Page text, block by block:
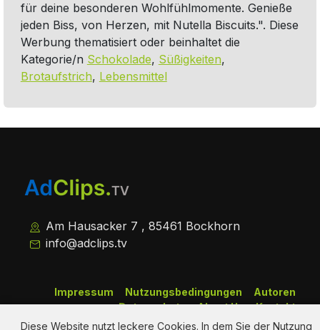
Diese Website nutzt leckere Cookies. In dem Sie der Nutzung
für deine besonderen Wohlfühlmomente. Genieße
jeden Biss, von Herzen, mit Nutella Biscuits.". Diese
Werbung thematisiert oder beinhaltet die
Kategorie/n Schokolade, Süßigkeiten,
Brotaufstrich, Lebensmittel
Am Hausacker 7 , 85461 Bockhorn
info@adclips.tv
Autoren
Nutzungsbedingungen
Impressum
Kontakt
About Us
Datenschutz